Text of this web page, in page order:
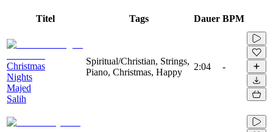
Titel Tags Dauer BPM
Christmas
Nights
Majed
Salih
Spiritual/Christian, Strings,
Piano, Christmas, Happy
2:04 -